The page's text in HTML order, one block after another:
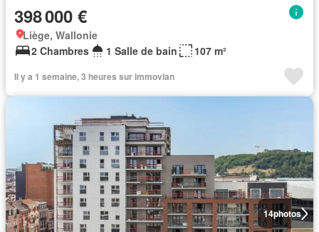
398 000 €
Liège, Wallonie
2 Chambres
1 Salle de bain 107 m²
Il y a 1 semaine, 3 heures sur immovlan
14photos